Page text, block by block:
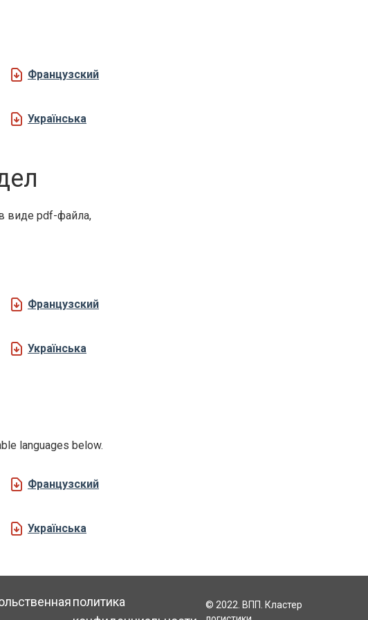
Французский
Українська
виде pdf-файла,
Французский
Українська
languages below.
Французский
Українська
политика
© 2022. ВПП. Кластер